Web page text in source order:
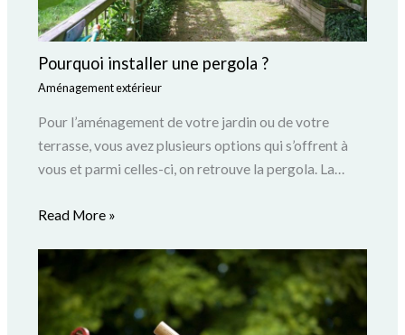
Pourquoi installer une pergola ?
Aménagement extérieur
Pour l’aménagement de votre jardin ou de votre
terrasse, vous avez plusieurs options qui s’offrent à
vous et parmi celles-ci, on retrouve la pergola. La…
Read More »